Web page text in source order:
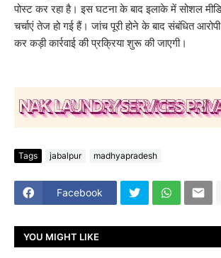
पोस्ट कर रहा है। इस घटना के बाद इलाके में सोशल
चर्चाएं तेज हो गई हैं। जांच पूरी होने के बाद संबंधित
कर कड़ी कार्रवाई की प्रक्रिया शुरू की जाएगी।
Tags jabalpur madhyapradesh
Facebook
YOU MIGHT LIKE